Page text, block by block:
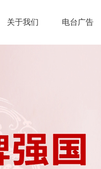
关于我们 电台广告